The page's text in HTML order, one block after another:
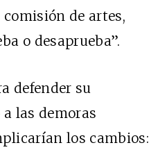
de artes,
o desaprueba”.
defender su
las demoras
los cambios: